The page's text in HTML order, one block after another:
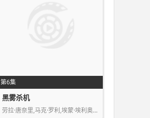
第6集
黑雾杀机
劳拉·唐奈里,马克·罗利,埃蒙·埃利奥…